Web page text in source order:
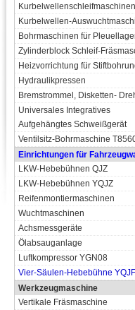
Kurbelwellenschleifmaschinen
Kurbelwellen-
Bohrmaschinen für
Zylinderblock Schleif-
Heizvorrichtung für
Hydraulikpressen
Bremstrommel, Disketten-
Universales Integratives
Aufgehängtes Schweißgerät
Ventilsitz-Bohrmaschine
Einrichtungen für
LKW-Hebebühnen QJZ
LKW-Hebebühnen YQJZ
Reifenmontiermaschinen
Wuchtmaschinen
Achsmessgeräte
Ölabsauganlage
Luftkompressor YGN08
Vier-Säulen-Hebebühne YQJF
Werkzeugmaschine
Vertikale Fräsmaschine